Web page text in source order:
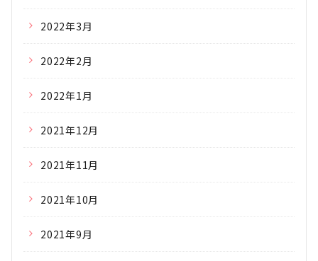
2022年3月
2022年2月
2022年1月
2021年12月
2021年11月
2021年10月
2021年9月